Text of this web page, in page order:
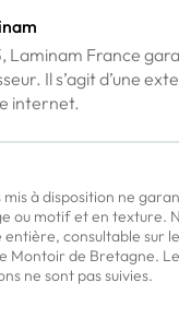
Laminam France
Il s’agit d’une
internet.
à disposition ne
ou motif et en texture.
consultable sur
Montoir de Bretagne.
ne sont pas suivies.